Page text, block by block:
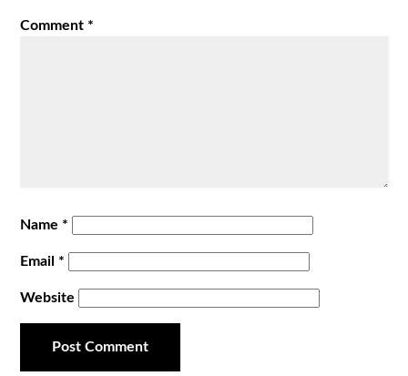
Comment *
Name *
Email *
Website